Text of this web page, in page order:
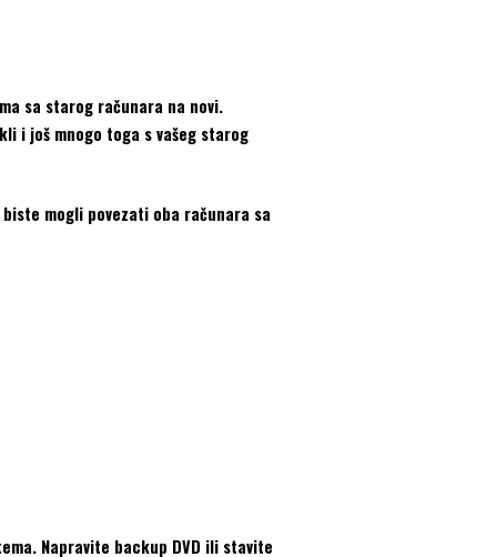
sa starog računara na novi.
i još mnogo toga s vašeg starog
mogli povezati oba računara sa
Napravite backup DVD ili stavite